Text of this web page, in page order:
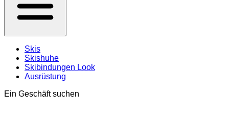
Skis
Skishuhe
Skibindungen Look
Ausrüstung
Ein Geschäft suchen